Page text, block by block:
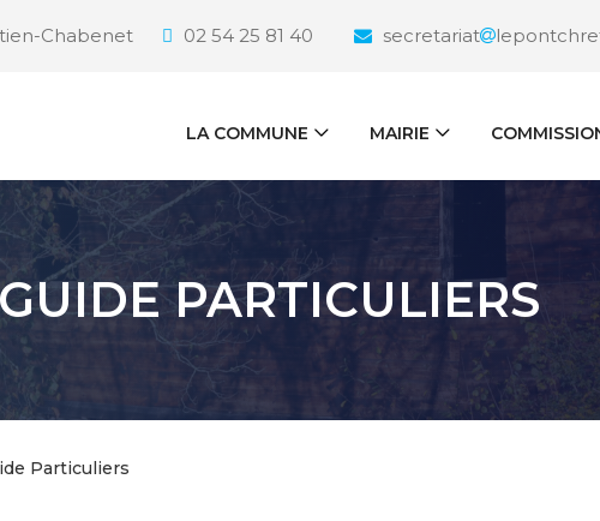
Chabenet 02 54 25 81 40 secretariat
LA COMMUNE MAIRIE
PARTICULIERS
Particuliers